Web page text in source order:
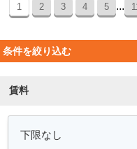
1 2 3 4 5 ...
条件を絞り込む
賃料